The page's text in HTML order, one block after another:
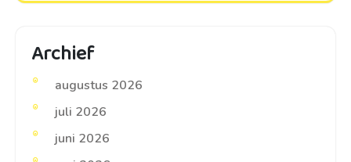
Archief
augustus 2026
juli 2026
juni 2026